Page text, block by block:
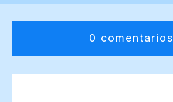
0 comentarios